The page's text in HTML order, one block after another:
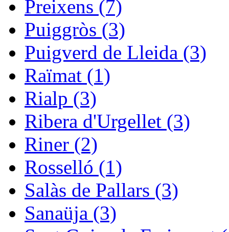
Preixens (7)
Puiggròs (3)
Puigverd de Lleida (3)
Raïmat (1)
Rialp (3)
Ribera d'Urgellet (3)
Riner (2)
Rosselló (1)
Salàs de Pallars (3)
Sanaüja (3)